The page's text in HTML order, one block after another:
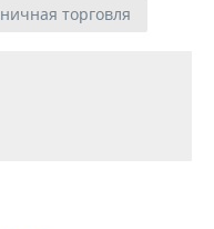
торговля